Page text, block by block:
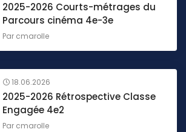
2025-2026 Courts-métrages du
Parcours cinéma 4e-3e
Par cmarolle
18.06.2026
2025-2026 Rétrospective Classe
Engagée 4e2
Par cmarolle